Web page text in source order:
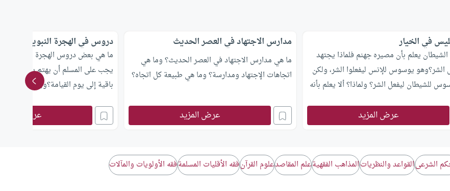
في الخيار
الشيطان يعلم بأن مصيره جهنم فلماذا يجتهد
يوسوس للإنس ليفعلوا الشر، ولكن
للشيطان ليفعل الشر؟ ولماذا؟ ألا يعلم بأنه
في المعصية والإحسان؟عرض المزيد
مدارس الاجتهاد في العصر الحديث
ما هي مدارس الاجتهاد في العصر الحديث؟ وما هي
اتجاهات الإجتهاد ومدارسة؟ وما هي طبيعة كل اتجاه؟
عرض المزيد
دروس في الهجرة النبوية
ما هي بعض دروس الهجرة النبوية
يجب على المسلم أن يهتم بالتاريخ
باقية إلى يوم القيامة؟ويجب
عرض المزيد
الشرعىالقواعد والنظرياتالمذاهب الفقهيةعلم المقاصدعلوم القرآنفقه الأقليات المسلمةفقه الأولويات والمآﻻت